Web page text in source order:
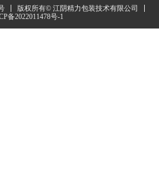
版权所有© 江阴精力包装技术有限公司
备2022011478号-1